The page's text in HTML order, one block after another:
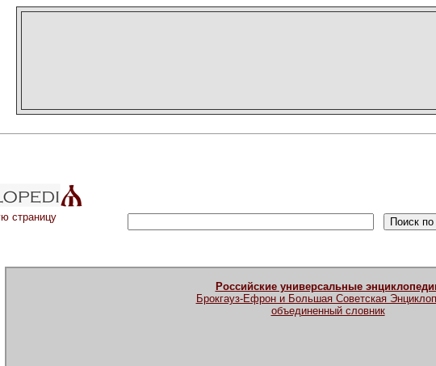
страницу
Российские универсальные
Брокгауз-Ефрон и Большая Советская
объединенный словник